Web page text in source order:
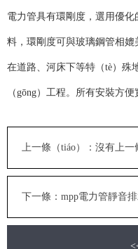
電力管具有環剛度，選用優
料，環剛度可與玻璃鋼管相媲
在道路、河床下等特（tè）殊
（gōng）工程。所有安裝方便
上一條（tiáo）：沒有上一
下一條：mpp電力管靜音